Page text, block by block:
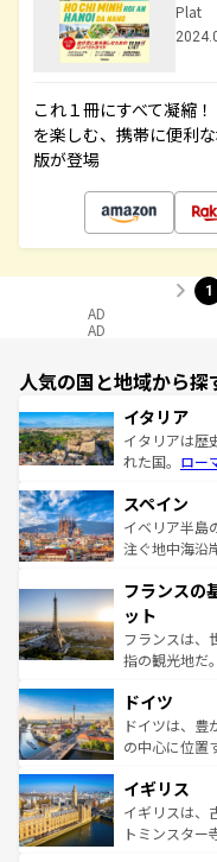
Plat
これ１冊にすべて凝縮
を楽しむ、携帯に便利
版が登場
1
AD
AD
人気の国と地域から探
イタリア
イタリアは歴
れた国。 ロー
ろん、トスカ
景など、自然
ピザやパスタ
ませてくれる
なお、新着の
しい。
スペイン
イベリア半島
注ぐ地中海沿
文化が根付く
れる闘牛、そ
る。首都マド
アートに溢れ
せる。地方に
ンテンツ一覧
フランスの
ット
フランスは、
指の観光地だ
で、幅広い魅
聖堂、美しい
から魅了する
いる。シャン
香り高いラベ
らに、パリ以
ドイツ
ドイツは、豊
の中心に位置
顔を持つこの
ルリンの文化
してライン川
イギリス
イギリスは、
トミンスター